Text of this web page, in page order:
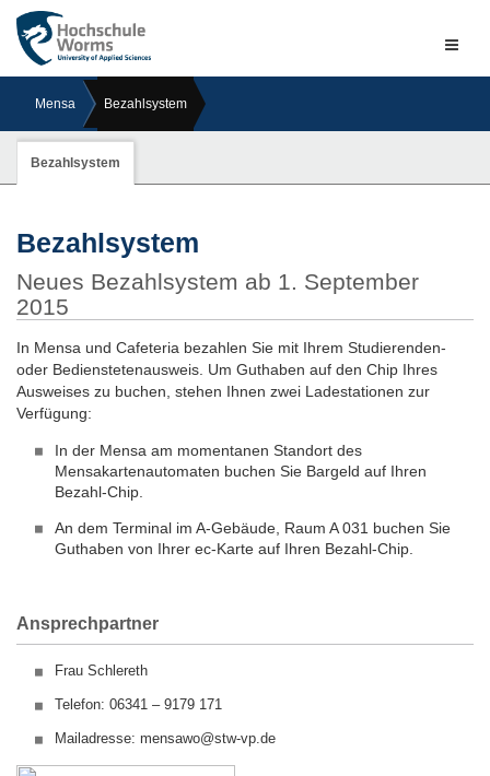
Mensa Bezahlsystem
Bezahlsystem
Bezahlsystem
Neues Bezahlsystem ab 1. September
2015
In Mensa und Cafeteria bezahlen Sie mit Ihrem Studierenden-
oder Bedienstetenausweis. Um Guthaben auf den Chip Ihres
Ausweises zu buchen, stehen Ihnen zwei Ladestationen zur
Verfügung:
In der Mensa am momentanen Standort des
Mensakartenautomaten buchen Sie Bargeld auf Ihren
Bezahl-Chip.
An dem Terminal im A-Gebäude, Raum A 031 buchen Sie
Guthaben von Ihrer ec-Karte auf Ihren Bezahl-Chip.
Ansprechpartner
Frau Schlereth
Telefon: 06341 – 9179 171
Mailadresse: mensawo@stw-vp.de